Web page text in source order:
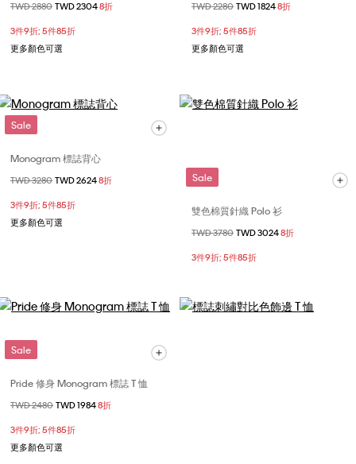
價格扣減從
TWD 2880 至
TWD 23048折
3件9折; 5件85折
更多顏色可選
價格扣減從
TWD 2280 至
TWD 18248折
3件9折; 5件85折
更多顏色可選
Sale
Monogram 標誌背心
價格扣減從
TWD 3280 至
TWD 26248折
3件9折; 5件85折
更多顏色可選
Sale
雙色棉質針織 Polo 衫
價格扣減從
TWD 3780 至
TWD 30248折
3件9折; 5件85折
Sale
Pride 修身 Monogram 標誌 T 恤
價格扣減從
TWD 2480 至
TWD 19848折
3件9折; 5件85折
更多顏色可選